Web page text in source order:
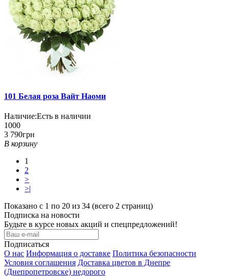
101 Белая роза Вайт Наоми
Наличие:Есть в наличии
1000
3 790грн
В корзину
1
2
>
>|
Показано с 1 по 20 из 34 (всего 2 страниц)
Подписка на новости
Будьте в курсе новых акций и спецпредложений!
Подписаться
О нас Информация о доставке Политика безопасности
Условия соглашения Доставка цветов в Днепре
(Днепропетровске) недорого